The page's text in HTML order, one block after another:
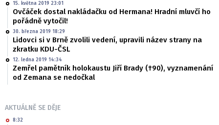
15. května 2019 23:01
Ovčáček dostal nakládačku od Hermana! Hradní mluvčí ho
pořádně vytočil!
30. března 2019 18:29
Lidovci si v Brně zvolili vedení, upravili název strany na
zkratku KDU-ČSL
12. ledna 2019 14:34
Zemřel pamětník holokaustu Jiří Brady (†90), vyznamenání
od Zemana se nedočkal
AKTUÁLNĚ SE DĚJE
8:32